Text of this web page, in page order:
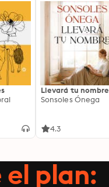
Llevará tu nombre
Sonsoles Ónega
4.3
el plan: